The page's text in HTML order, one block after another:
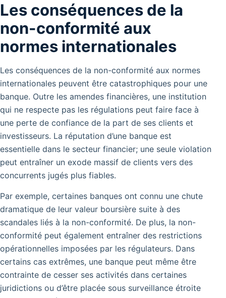
Les conséquences de la
non-conformité aux
normes internationales
Les conséquences de la non-conformité aux normes
internationales peuvent être catastrophiques pour une
banque. Outre les amendes financières, une institution
qui ne respecte pas les régulations peut faire face à
une perte de confiance de la part de ses clients et
investisseurs. La réputation d’une banque est
essentielle dans le secteur financier; une seule violation
peut entraîner un exode massif de clients vers des
concurrents jugés plus fiables.
Par exemple, certaines banques ont connu une chute
dramatique de leur valeur boursière suite à des
scandales liés à la non-conformité. De plus, la non-
conformité peut également entraîner des restrictions
opérationnelles imposées par les régulateurs. Dans
certains cas extrêmes, une banque peut même être
contrainte de cesser ses activités dans certaines
juridictions ou d’être placée sous surveillance étroite